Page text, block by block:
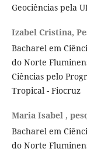
Geociências pela
Izabel Cristina,
Bacharel em
do Norte
Ciências pelo
Tropical - Fiocruz
Maria Isabel ,
Bacharel em
do Norte